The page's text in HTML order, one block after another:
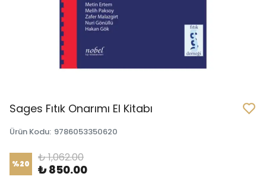
Sages Fıtık Onarımı El Kitabı
Ürün Kodu: 9786053350620
%20 ₺ 1,062.00
₺ 850.00